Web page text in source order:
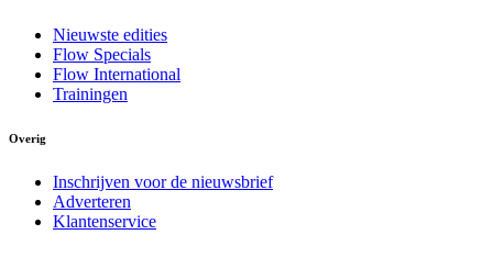
Nieuwste edities
Flow Specials
Flow International
Trainingen
Overig
Inschrijven voor de nieuwsbrief
Adverteren
Klantenservice